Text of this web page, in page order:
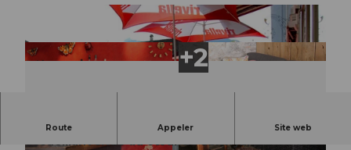
Route Appeler Site web
Mything est un bistro & ; bar charmant et
accueillant situé au cœur de Schwyz,